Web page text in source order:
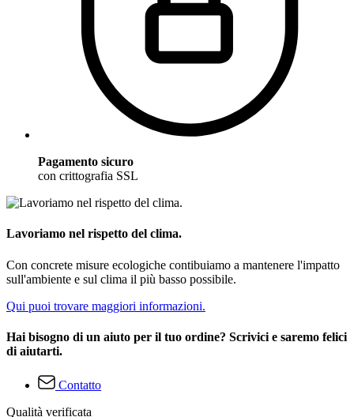
Pagamento sicuro
con crittografia SSL
Lavoriamo nel rispetto del clima.
Con concrete misure ecologiche contibuiamo a mantenere l'impatto
sull'ambiente e sul clima il più basso possibile.
Qui puoi trovare maggiori informazioni.
Hai bisogno di un aiuto per il tuo ordine? Scrivici e saremo felici
di aiutarti.
Contatto
Qualità verificata